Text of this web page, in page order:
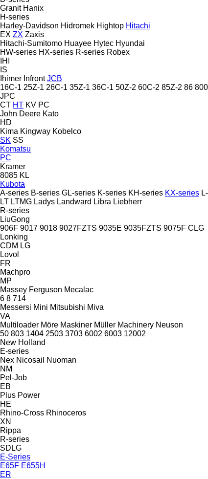
Granit Hanix
H-series
Harley-Davidson Hidromek Hightop Hitachi
EX ZX Zaxis
Hitachi-Sumitomo Huayee Hytec Hyundai
HW-series HX-series R-series Robex
IHI
IS
Ihimer Infront JCB
16C-1 25Z-1 26C-1 35Z-1 36C-1 50Z-2 60C-2 85Z-2 86
JPC
CT HT KV PC
John Deere Kato
HD
Kima Kingway Kobelco
SK SS
Komatsu
PC
Kramer
8085 KL
Kubota
A-series B-series GL-series K-series KH-series KX-series
LT LTMG Ladys Landward Libra Liebherr
R-series
LiuGong
906F 9017 9018 9027FZTS 9035E 9035FZTS 9075F CLG
Lonking
CDM LG
Lovol
FR
Machpro
MP
Massey Ferguson Mecalac
6 8 714
Messersi Mini Mitsubishi Miva
VA
Multiloader Möre Maskiner Müller Machinery Neuson
50 803 1404 2503 3703 6002 6003 12002
New Holland
E-series
Nex Nicosail
Nuoman
NM
Pel-Job
EB
Plus Power
HE
Rhino-Cross Rhinoceros
XN
Rippa
R-series
SDLG
E-Series
E65F E655H
ER